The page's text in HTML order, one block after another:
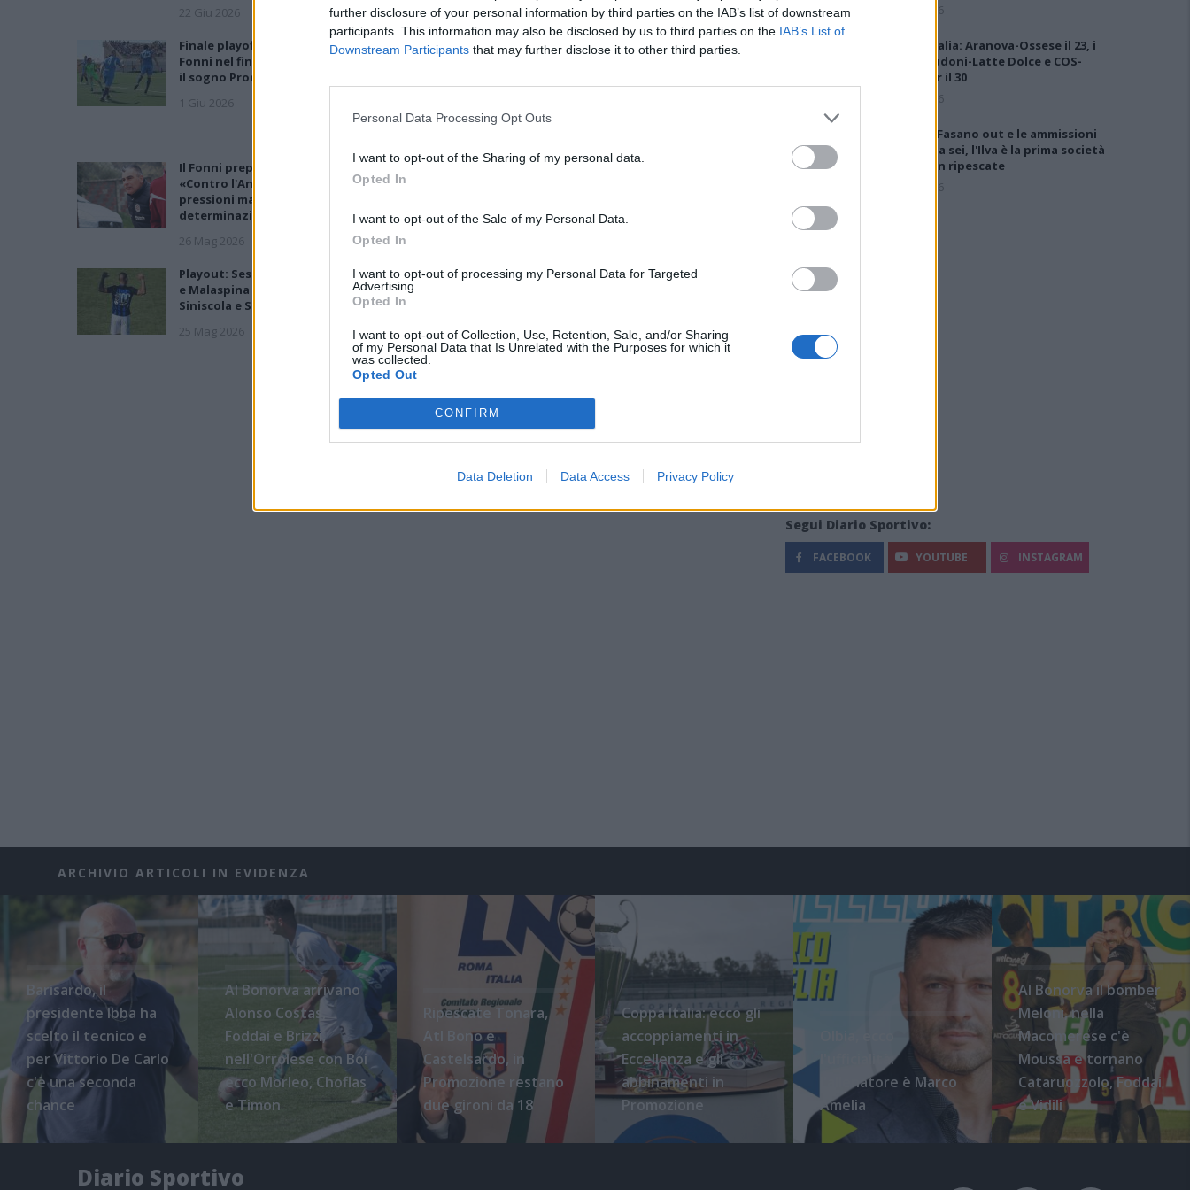
further disclosure of your personal information by third parties on the IAB’s list of downstream
participants. This information may also be disclosed by us to third parties on the IAB’s List of
Downstream Participants that may further disclose it to other third parties.
Personal Data Processing Opt Outs
I want to opt-out of the Sharing of my personal data.
Opted In
I want to opt-out of the Sale of my Personal Data.
Opted In
I want to opt-out of processing my Personal Data for Targeted
Advertising.
Opted In
I want to opt-out of Collection, Use, Retention, Sale, and/or Sharing
of my Personal Data that Is Unrelated with the Purposes for which it
was collected.
Opted Out
CONFIRM
Data Deletion Data Access Privacy Policy
22 Giu 2026
Finale playoff: l'Antiochense regola il
Fonni nel finale, Madeddu e Cosa per
il sogno Promozione
1 Giu 2026
Primu Categoria: is de su Fonne e is
de s'Antiochense s'ant a isfidai in sa
Il Fonni prepara la finale, Coinu:
«Contro l'Antiochense senza
pressioni ma con la giusta
determinazione»
26 Mag 2026
L'Antiochense all'atto finale, Piras: «Il
26 Mag 2026
Playout: Sestu, Santa Giusta, Silanus
e Malaspina salve, Bariese, Barumini,
Siniscola e Sennori in Seconda
25 Mag 2026
Playoff: blitz esterni per Antiochense
6 Ago 2026
Coppa Italia: Aranova-Ossese il 23, i
derby Budoni-Latte Dolce e COS-
Monastir il 30
6 Ago 2026
Anche il Fasano out e le ammissioni
salgono a sei, l'Ilva è la prima società
tra le non ripescate
5 Ago 2026
Segui Diario Sportivo:
FACEBOOK YOUTUBE INSTAGRAM
ARCHIVIO ARTICOLI IN EVIDENZA
Barisardo, il
presidente Ibba ha
scelto il tecnico e
per Vittorio De Carlo
c'è una seconda
chance
Al Bonorva arrivano
Alonso Costas,
Foddai e Brizzi,
nell'Orrolese con Boi
ecco Morleo, Choflas
e Timon
Ripescate Tonara,
Atl Bono e
Castelsardo, in
Promozione restano
due gironi da 18
Coppa Italia: ecco gli
accoppiamenti in
Eccellenza e gli
abbinamenti in
Promozione
l'ufficialità:
l'allenatore è Marco
Amelia
Al Bonorva il bomber
Meloni, nella
Macomerese c'è
Moussa e tornano
Cataruozzolo, Foddai
e Vidili
Diario Sportivo